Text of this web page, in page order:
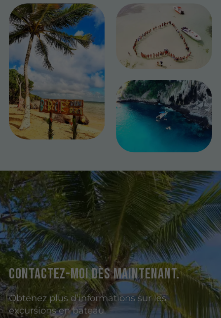
Contactez-moi dès maintenant.
Obtenez plus d’informations sur les
excursions en bateau.